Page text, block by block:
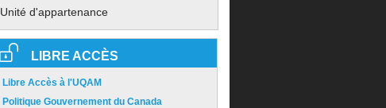
Unité d'appartenance
LIBRE ACCÈS
Libre Accès à l'UQAM
Politique Gouvernement du Canada